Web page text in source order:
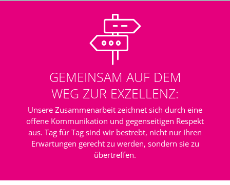
GEMEINSAM AUF DEM
WEG ZUR EXZELLENZ:
Unsere Zusammenarbeit zeichnet sich durch eine
offene Kommunikation und gegenseitigen Respekt
aus. Tag für Tag sind wir bestrebt, nicht nur Ihren
Erwartungen gerecht zu werden, sondern sie zu
übertreffen.